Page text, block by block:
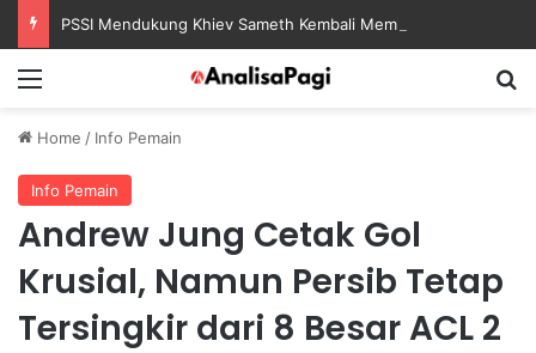
Home / Info Pemain
Info Pemain
Andrew Jung Cetak Gol
Krusial, Namun Persib Tetap
Tersingkir dari 8 Besar ACL 2